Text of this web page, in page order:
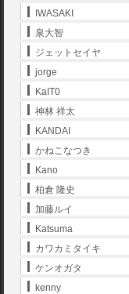
IWASAKI
泉大智
ジェットセイヤ
jorge
KaIT0
神林 祥太
KANDAI
かねこなつき
Kano
柏倉 隆史
加藤ルイ
Katsuma
カワカミタイキ
ケンオガタ
kenny